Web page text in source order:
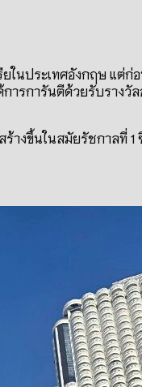
นประเทศอังกฤษ แต่ก่
ารการันตีด้วยรับราง
งขึ้นในสมัยรัชกาลที่